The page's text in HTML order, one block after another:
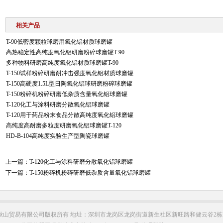
相关产品
T-90低密度颗粒球磨用氧化铝材质球磨罐
高热稳定性高纯度氧化铝研磨粉碎球磨罐T-90
多种物料研磨高纯度氧化铝材质球磨罐T-90
T-150试样粉碎研磨耐冲击强度氧化铝材质球磨罐
T-150高硬度1.5L型日陶氧化铝球研磨粉碎球磨罐
T-150粉碎机粉碎研磨低杂质含量氧化铝球磨罐
T-120化工与涂料研磨分散氧化铝球磨罐
T-120用于药品粉末食品分散高纯度氧化铝球磨罐
高纯度高耐磨多粒度研磨氧化铝球磨罐T-120
HD-B-104高纯度实验生产型陶瓷球磨罐
上一篇： T-120化工与涂料研磨分散氧化铝球磨罐
下一篇： T-150粉碎机粉碎研磨低杂质含量氧化铝球磨罐
山贸易有限公司版权所有 地址：深圳市龙岗区龙岗街道新生社区新旺路和健云谷2栋